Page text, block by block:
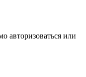
авторизоваться или